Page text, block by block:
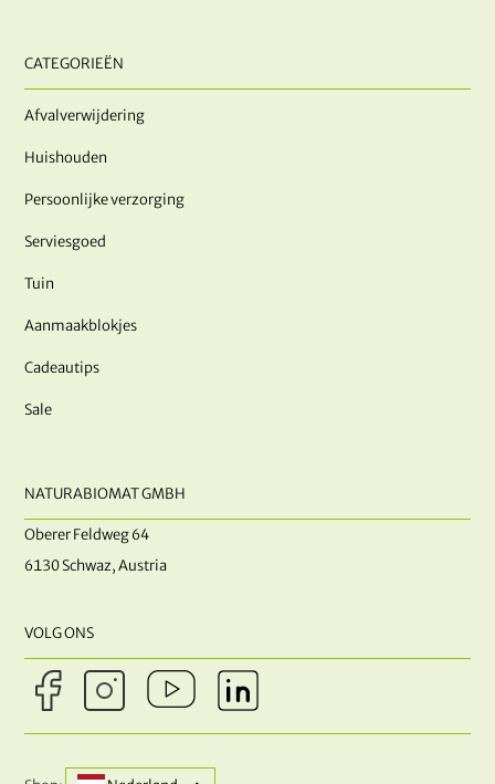
CATEGORIEËN
Afvalverwijdering
Huishouden
Persoonlijke verzorging
Serviesgoed
Tuin
Aanmaakblokjes
Cadeautips
Sale
NATURABIOMAT GMBH
Oberer Feldweg 64
6130 Schwaz, Austria
VOLG ONS